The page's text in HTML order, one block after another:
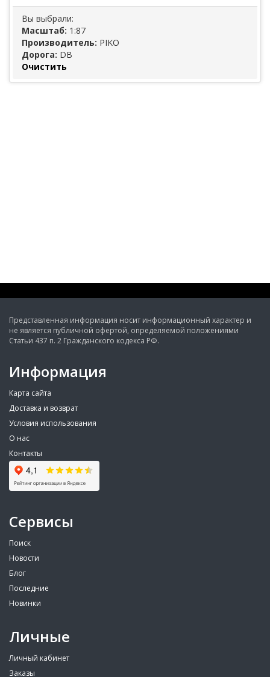
Вы выбрали:
Масштаб: 1:87
Производитель: PIKO
Дорога: DB
Очистить
Представленная информация носит информационный характер и
не является публичной офертой, определяемой положениями
Статьи 437 п. 2 Гражданского кодекса РФ.
Информация
Карта сайта
Доставка и возврат
Условия использования
О нас
Контакты
Сервисы
Поиск
Новости
Блог
Последние
Новинки
Личные
Личный кабинет
Заказы